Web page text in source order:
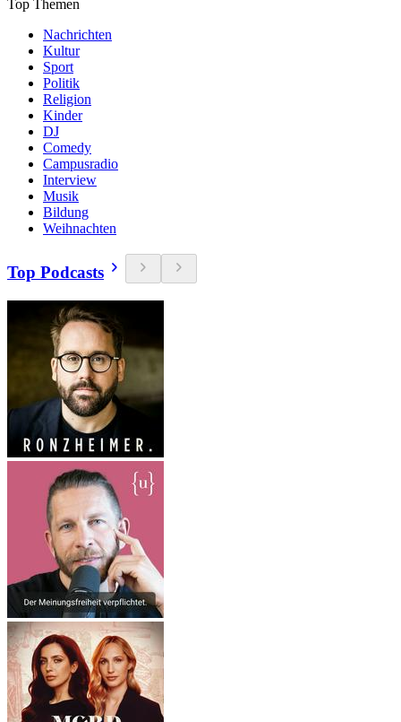
Top Themen
Nachrichten
Kultur
Sport
Politik
Religion
Kinder
DJ
Comedy
Campusradio
Interview
Musik
Bildung
Weihnachten
Top Podcasts